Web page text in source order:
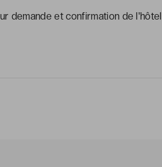
demande et confirmation de l'hôtel